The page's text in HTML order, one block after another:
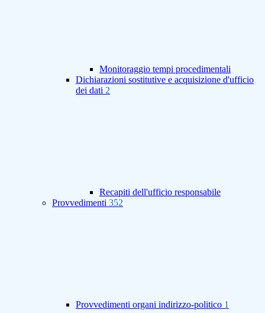
Monitoraggio tempi procedimentali
Dichiarazioni sostitutive e acquisizione d'ufficio
dei dati 2
Recapiti dell'ufficio responsabile
Provvedimenti 352
Provvedimenti organi indirizzo-politico 1